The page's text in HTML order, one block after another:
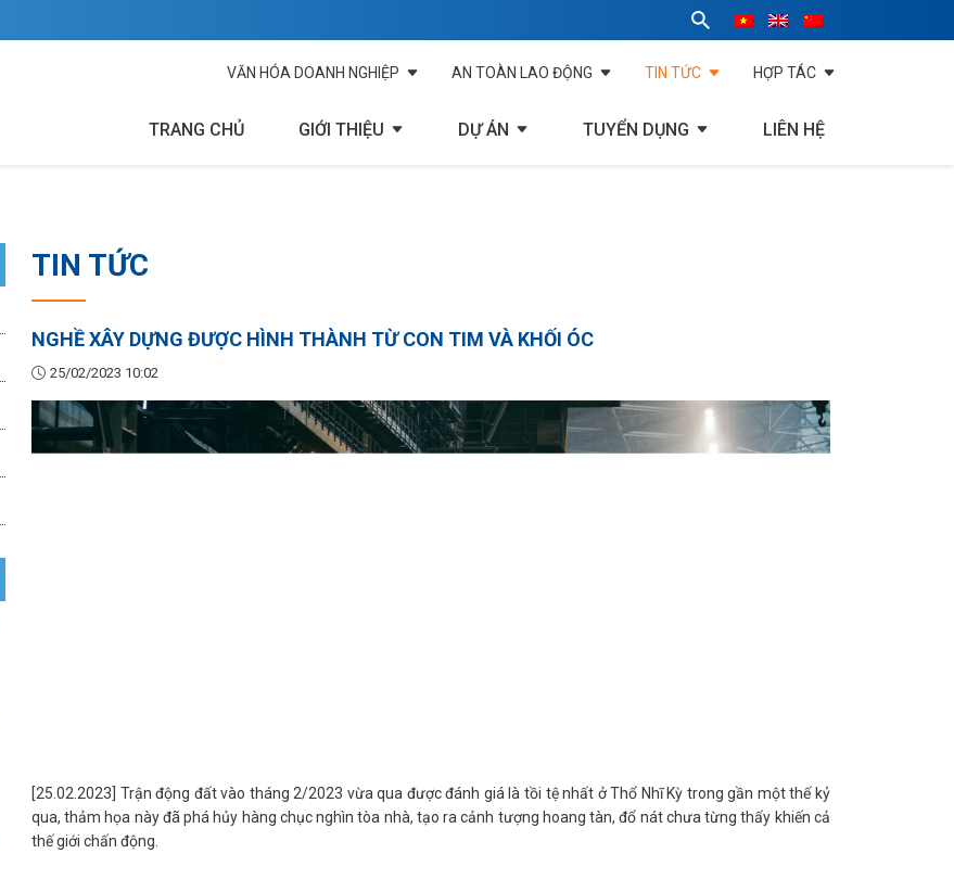
VĂN HÓA DOANH NGHIỆP AN TOÀN LAO ĐỘNG TIN TỨC HỢP TÁC
TRANG CHỦ GIỚI THIỆU DỰ ÁN TUYỂN DỤNG LIÊN HỆ
TIN TỨC
NGHỀ XÂY DỰNG ĐƯỢC HÌNH THÀNH TỪ CON TIM VÀ KHỐI ÓC
25/02/2023 10:02
[25.02.2023] Trận động đất vào tháng 2/2023 vừa qua được đánh giá là tồi tệ nhất ở Thổ Nhĩ Kỳ trong gần một thế kỷ
qua, thảm họa này đã phá hủy hàng chục nghìn tòa nhà, tạo ra cảnh tượng hoang tàn, đổ nát chưa từng thấy khiến cả
thế giới chấn động.